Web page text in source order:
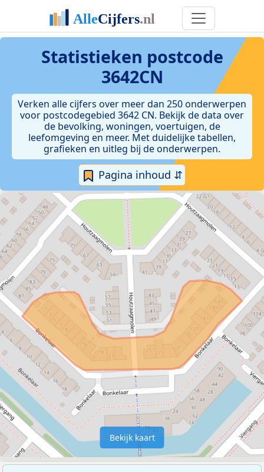
Statistieken postcode
3642CN
Verken alle cijfers over meer dan 250 onderwerpen
voor postcodegebied 3642 CN. Bekijk de data over
de bevolking, woningen, voertuigen, de
leefomgeving en meer. Met duidelijke tabellen,
grafieken en uitleg bij de onderwerpen.
Pagina inhoud ⇵
Bekijk kaart